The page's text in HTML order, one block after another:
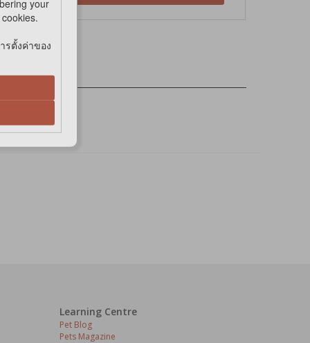
Learning Centre
Pet Blog
Pets Magazine
your
รตั้งค่าของ